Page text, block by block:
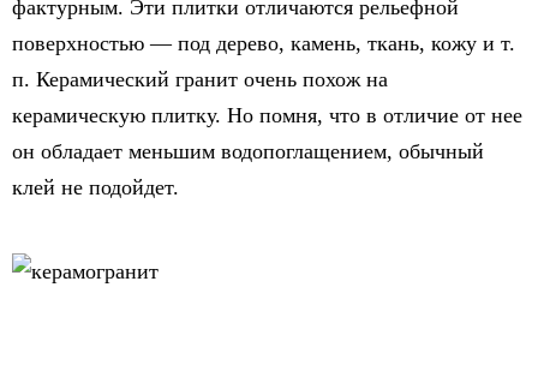
фактурным. Эти плитки отличаются рельефной
поверхностью — под дерево, камень, ткань, кожу и т.
п. Керамический гранит очень похож на
керамическую плитку. Но помня, что в отличие от нее
он обладает меньшим водопоглащением, обычный
клей не подойдет.